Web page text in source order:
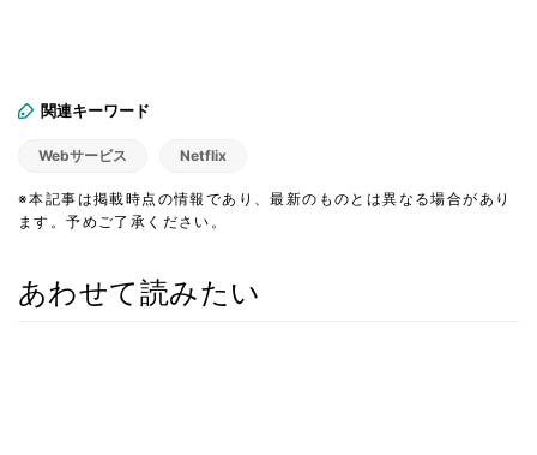
関連キーワード
Webサービス Netflix
※本記事は掲載時点の情報であり、最新のものとは異なる場合があり
ます。予めご了承ください。
あわせて読みたい